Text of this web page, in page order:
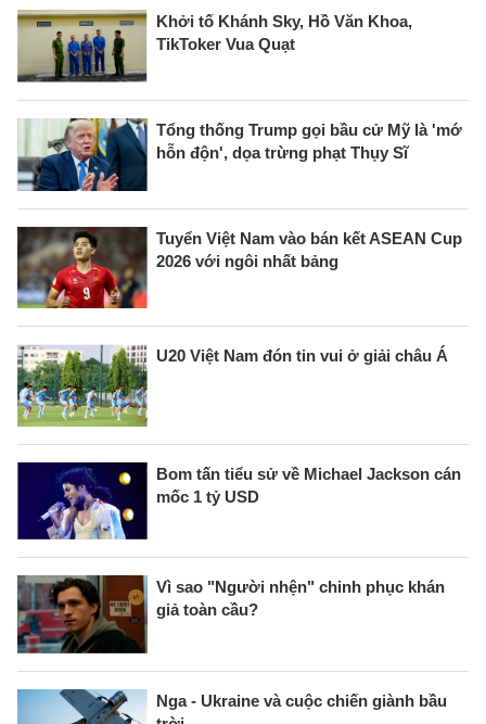
Khởi tố Khánh Sky, Hồ Văn Khoa,
TikToker Vua Quạt
Tổng thống Trump gọi bầu cử Mỹ là 'mớ
hỗn độn', dọa trừng phạt Thụy Sĩ
Tuyển Việt Nam vào bán kết ASEAN Cup
2026 với ngôi nhất bảng
U20 Việt Nam đón tin vui ở giải châu Á
Bom tấn tiểu sử về Michael Jackson cán
mốc 1 tỷ USD
Vì sao "Người nhện" chinh phục khán
giả toàn cầu?
Nga - Ukraine và cuộc chiến giành bầu